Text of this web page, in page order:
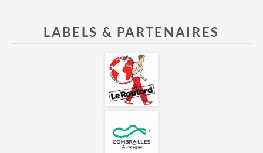
LABELS & PARTENAIRES